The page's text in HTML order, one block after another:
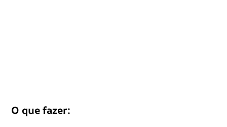
O que fazer: